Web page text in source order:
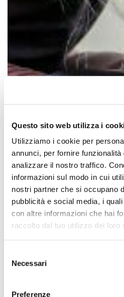
Questo sito web utilizza i
Utilizziamo i cookie per
annunci, per fornire
analizzare il nostro traffico.
informazioni sul modo in cui
nostri partner che si occupano
pubblicità e social media, i
con altre informazioni che hai
raccolto dal tuo utilizzo dei loro
delNecessari
Preferenze